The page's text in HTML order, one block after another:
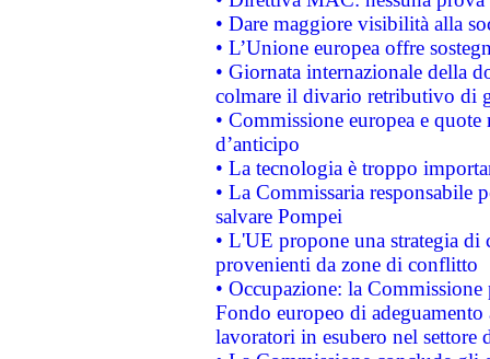
• Dare maggiore visibilità alla
• L’Unione europea offre
• Giornata internazionale della
colmare il divario retributivo di
• Commissione europea e
d’anticipo
• La tecnologia è troppo
• La Commissaria responsabile
salvare Pompei
• L'UE propone una strategia
provenienti da zone di conflitto
• Occupazione: la
Fondo europeo di
lavoratori in esubero nel